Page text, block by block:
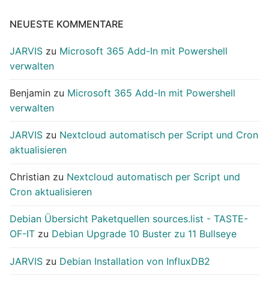
NEUESTE KOMMENTARE
JARVIS zu Microsoft 365 Add-In mit Powershell
verwalten
Benjamin zu Microsoft 365 Add-In mit Powershell
verwalten
JARVIS zu Nextcloud automatisch per Script und Cron
aktualisieren
Christian zu Nextcloud automatisch per Script und
Cron aktualisieren
Debian Übersicht Paketquellen sources.list - TASTE-
OF-IT zu Debian Upgrade 10 Buster zu 11 Bullseye
JARVIS zu Debian Installation von InfluxDB2